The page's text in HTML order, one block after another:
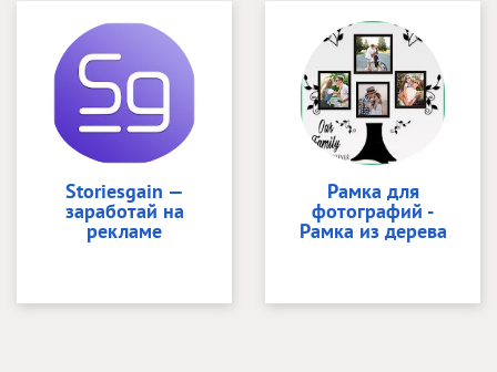
Storiesgain —
заработай на
рекламе
Рамка для
фотографий -
Рамка из дерева